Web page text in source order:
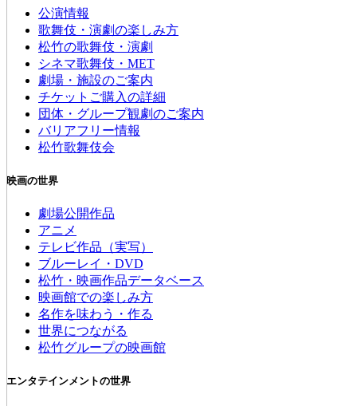
公演情報
歌舞伎・演劇の楽しみ方
松竹の歌舞伎・演劇
シネマ歌舞伎・MET
劇場・施設のご案内
チケットご購入の詳細
団体・グループ観劇のご案内
バリアフリー情報
松竹歌舞伎会
映画の世界
劇場公開作品
アニメ
テレビ作品（実写）
ブルーレイ・DVD
松竹・映画作品データベース
映画館での楽しみ方
名作を味わう・作る
世界につながる
松竹グループの映画館
エンタテインメントの世界